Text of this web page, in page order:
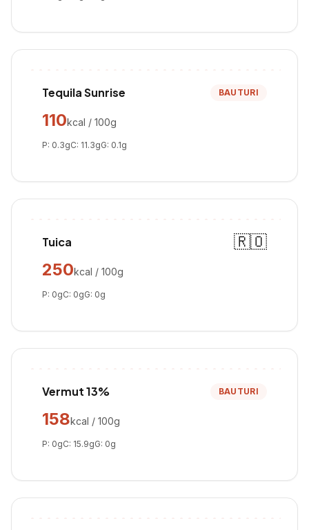
Tequila Sunrise BAUTURI
110kcal / 100g
P: 0.3gC: 11.3gG: 0.1g
Tuica
🇷🇴
250kcal / 100g
P: 0gC: 0gG: 0g
Vermut 13% BAUTURI
158kcal / 100g
P: 0gC: 15.9gG: 0g